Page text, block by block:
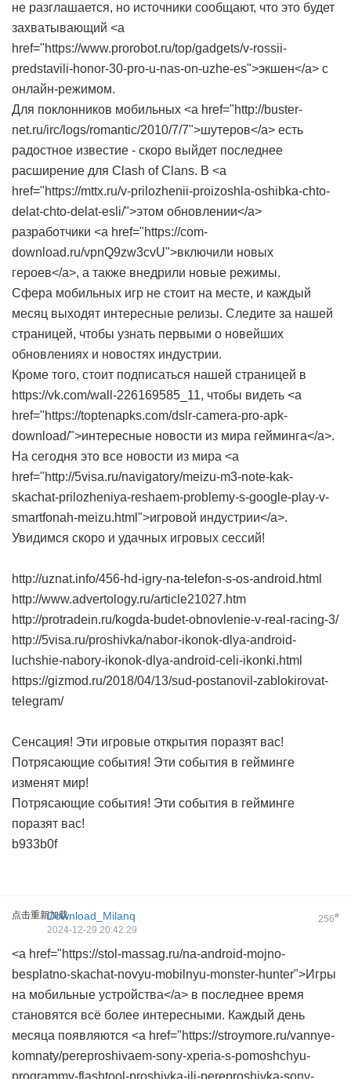
не разглашается, но источники сообщают, что это будет
захватывающий <a
href="https://www.prorobot.ru/top/gadgets/v-rossii-
predstavili-honor-30-pro-u-nas-on-uzhe-es">экшен</a> с
онлайн-режимом.
Для поклонников мобильных <a href="http://buster-
net.ru/irc/logs/romantic/2010/7/7">шутеров</a> есть
радостное известие - скоро выйдет последнее
расширение для Clash of Clans. В <a
href="https://mttx.ru/v-prilozhenii-proizoshla-oshibka-chto-
delat-chto-delat-esli/">этом обновлении</a>
разработчики <a href="https://com-
download.ru/vpnQ9zw3cvU">включили новых
героев</a>, а также внедрили новые режимы.
Сфера мобильных игр не стоит на месте, и каждый
месяц выходят интересные релизы. Следите за нашей
страницей, чтобы узнать первыми о новейших
обновлениях и новостях индустрии.
Кроме того, стоит подписаться нашей страницей в
https://vk.com/wall-226169585_11, чтобы видеть <a
href="https://toptenapks.com/dslr-camera-pro-apk-
download/">интересные новости из мира гейминга</a>.
На сегодня это все новости из мира <a
href="http://5visa.ru/navigatory/meizu-m3-note-kak-
skachat-prilozheniya-reshaem-problemy-s-google-play-v-
smartfonah-meizu.html">игровой индустрии</a>.
Увидимся скоро и удачных игровых сессий!
http://uznat.info/456-hd-igry-na-telefon-s-os-android.html
http://www.advertology.ru/article21027.htm
http://protradein.ru/kogda-budet-obnovlenie-v-real-racing-3/
http://5visa.ru/proshivka/nabor-ikonok-dlya-android-
luchshie-nabory-ikonok-dlya-android-celi-ikonki.html
https://gizmod.ru/2018/04/13/sud-postanovil-zablokirovat-
telegram/
Сенсация! Эти игровые открытия поразят вас!
Потрясающие события! Эти события в гейминге
изменят мир!
Потрясающие события! Эти события в гейминге
поразят вас!
b933b0f
点击重新加载 256#
Download_Milanq
2024-12-29 20:42:29
<a href="https://stol-massag.ru/na-android-mojno-
besplatno-skachat-novyu-mobilnyu-monster-hunter">Игры
на мобильные устройства</a> в последнее время
становятся всё более интересными. Каждый день
месяца появляются <a href="https://stroymore.ru/vannye-
komnaty/pereproshivaem-sony-xperia-s-pomoshchyu-
programmy-flashtool-proshivka-ili-pereproshivka-sony-